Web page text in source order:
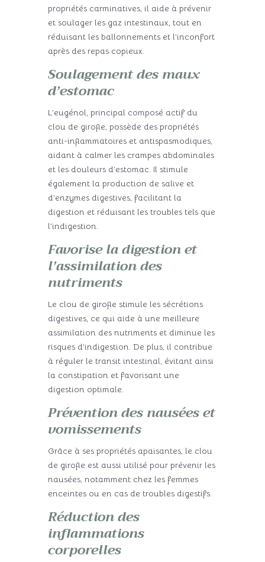
propriétés carminatives, il aide à prévenir
et soulager les gaz intestinaux, tout en
réduisant les ballonnements et l’inconfort
après des repas copieux.
Soulagement des maux
d’estomac
L’eugénol, principal composé actif du
clou de girofle, possède des propriétés
anti-inflammatoires et antispasmodiques,
aidant à calmer les crampes abdominales
et les douleurs d’estomac. Il stimule
également la production de salive et
d’enzymes digestives, facilitant la
digestion et réduisant les troubles tels que
l’indigestion.
Favorise la digestion et
l’assimilation des
nutriments
Le clou de girofle stimule les sécrétions
digestives, ce qui aide à une meilleure
assimilation des nutriments et diminue les
risques d’indigestion. De plus, il contribue
à réguler le transit intestinal, évitant ainsi
la constipation et favorisant une
digestion optimale.
Prévention des nausées et
vomissements
Grâce à ses propriétés apaisantes, le clou
de girofle est aussi utilisé pour prévenir les
nausées, notamment chez les femmes
enceintes ou en cas de troubles digestifs.
Réduction des
inflammations
corporelles